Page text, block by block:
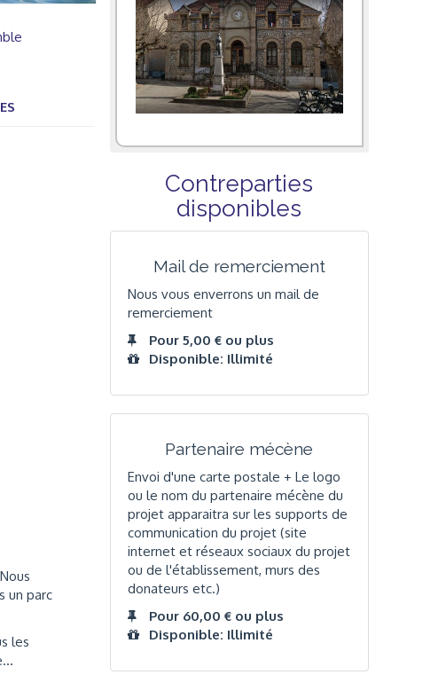
un parc
les
Contreparties
disponibles
Mail de remerciement
Nous vous enverrons un mail de
remerciement
Pour 5,00 € ou plus
Disponible: Illimité
Partenaire mécène
Envoi d'une carte postale + Le logo
ou le nom du partenaire mécène du
projet apparaitra sur les supports de
communication du projet (site
internet et réseaux sociaux du projet
ou de l'établissement, murs des
donateurs etc.)
Pour 60,00 € ou plus
Disponible: Illimité